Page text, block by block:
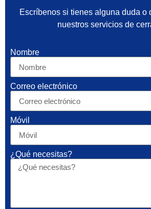
Escríbenos si tienes alguna duda o
nuestros servicios de
Nombre
Correo electrónico
Móvil
¿Qué necesitas?